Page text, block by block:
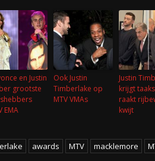
en Justin
grootste
EMA
Ook Justin
Timberlake op
MTV VMAs
Justin
krijgt
raakt
kwijt
awards MTV macklemore